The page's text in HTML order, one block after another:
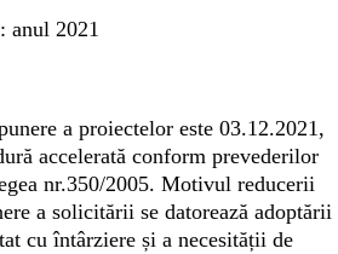
anul 2021
a proiectelor este 03.12.2021,
accelerată conform prevederilor
nr.350/2005. Motivul reducerii
a solicitării se datorează adoptării
cu întârziere și a necesității de